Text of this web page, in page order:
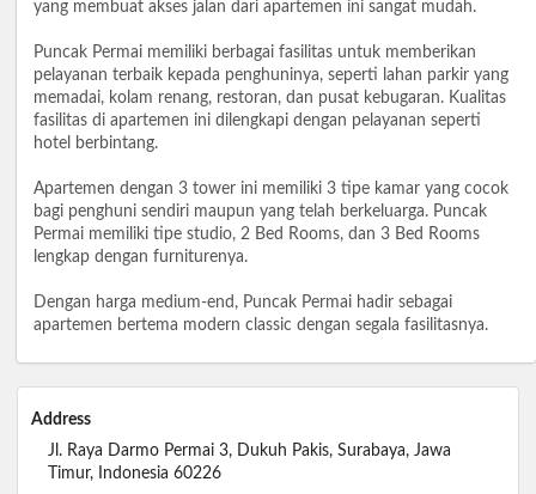
yang membuat akses jalan dari apartemen ini sangat mudah.
Puncak Permai memiliki berbagai fasilitas untuk memberikan
pelayanan terbaik kepada penghuninya, seperti lahan parkir yang
memadai, kolam renang, restoran, dan pusat kebugaran. Kualitas
fasilitas di apartemen ini dilengkapi dengan pelayanan seperti
hotel berbintang.
Apartemen dengan 3 tower ini memiliki 3 tipe kamar yang cocok
bagi penghuni sendiri maupun yang telah berkeluarga. Puncak
Permai memiliki tipe studio, 2 Bed Rooms, dan 3 Bed Rooms
lengkap dengan furniturenya.
Dengan harga medium-end, Puncak Permai hadir sebagai
apartemen bertema modern classic dengan segala fasilitasnya.
Address
Jl. Raya Darmo Permai 3, Dukuh Pakis, Surabaya, Jawa
Timur, Indonesia 60226